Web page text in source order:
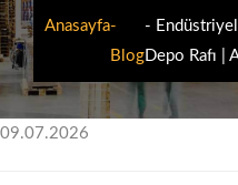
Anasayfa-
Blog
-
Depo Rafı |
09.07.2026